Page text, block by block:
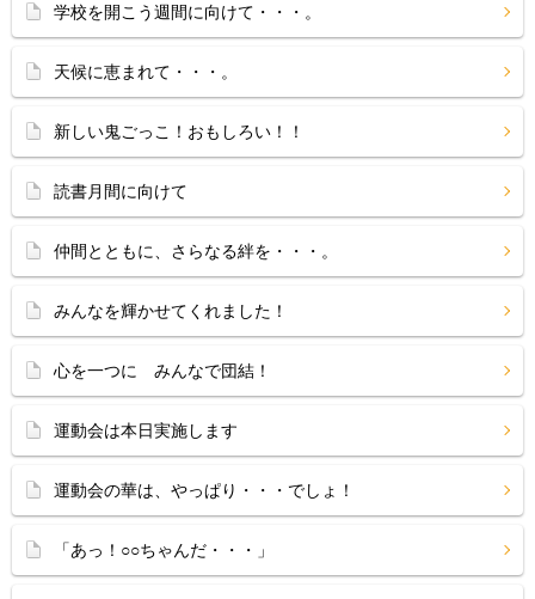
学校を開こう週間に向けて・・・。
天候に恵まれて・・・。
新しい鬼ごっこ！おもしろい！！
読書月間に向けて
仲間とともに、さらなる絆を・・・。
みんなを輝かせてくれました！
心を一つに みんなで団結！
運動会は本日実施します
運動会の華は、やっぱり・・・でしょ！
「あっ！○○ちゃんだ・・・」